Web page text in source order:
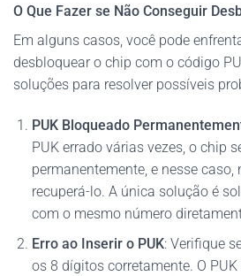
O Que Fazer se Não Conseguir
Em alguns casos, você pode
desbloquear o chip com o código
soluções para resolver possíveis
PUK Bloqueado
PUK errado várias vezes, o chip
permanentemente, e nesse caso,
recuperá-lo. A única solução é
com o mesmo número
Erro ao Inserir o PUK: Verifique
os 8 dígitos corretamente. O PUK